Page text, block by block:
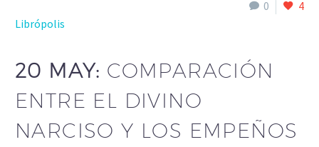
0
4
Librópolis
20 MAY: COMPARACIÓN
ENTRE EL DIVINO
NARCISO Y LOS EMPEÑOS